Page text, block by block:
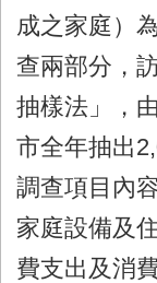
成之家庭）
查兩部分，
抽樣法」，
市全年抽出
調查項目內
家庭設備及
費支出及消